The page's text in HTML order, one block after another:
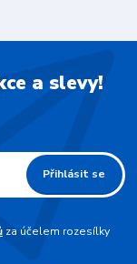
a slevy!
Přihlásit se
za účelem rozesílky